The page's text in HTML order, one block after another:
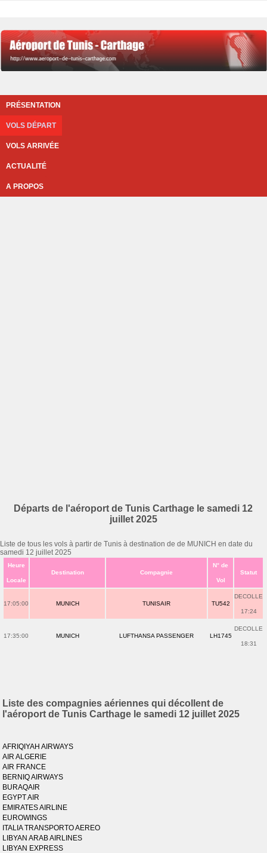
PRÉSENTATION
VOLS DÉPART
VOLS ARRIVÉE
ACTUALITÉ
A PROPOS
Départs de l'aéroport de Tunis Carthage le samedi 12
juillet 2025
Liste de tous les vols à partir de Tunis à destination de de MUNICH en date du
samedi 12 juillet 2025
Heure
Locale
Destination Compagnie
N° de
Vol
Statut
17:05:00 MUNICH TUNISAIR TU542
DECOLLE
17:24
17:35:00 MUNICH LUFTHANSA PASSENGER LH1745
DECOLLE
18:31
Liste des compagnies aériennes qui décollent de
l'aéroport de Tunis Carthage le samedi 12 juillet 2025
AFRIQIYAH AIRWAYS
AIR ALGERIE
AIR FRANCE
BERNIQ AIRWAYS
BURAQAIR
EGYPT AIR
EMIRATES AIRLINE
EUROWINGS
ITALIA TRANSPORTO AEREO
LIBYAN ARAB AIRLINES
LIBYAN EXPRESS